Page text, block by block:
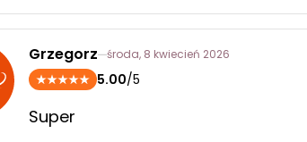
Grzegorz środa, 8 kwiecień 2026
5.00/5
Super